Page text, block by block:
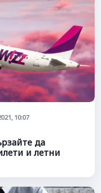
10:07
да
и летни